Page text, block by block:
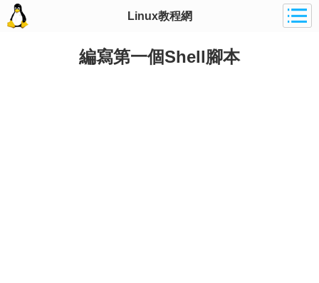
Linux教程網
編寫第一個Shell腳本